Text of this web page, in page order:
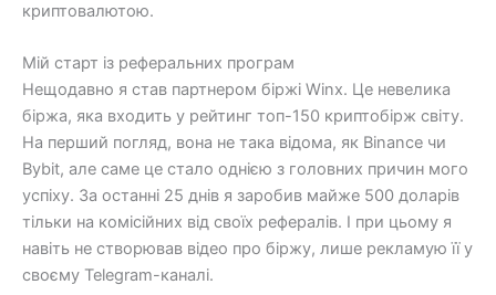
криптовалютою.
Мій старт із реферальних програм
Нещодавно я став партнером біржі Winx. Це невелика
біржа, яка входить у рейтинг топ-150 криптобірж світу.
На перший погляд, вона не така відома, як Binance чи
Bybit, але саме це стало однією з головних причин мого
успіху. За останні 25 днів я заробив майже 500 доларів
тільки на комісійних від своїх рефералів. І при цьому я
навіть не створював відео про біржу, лише рекламую її у
своєму Telegram-каналі.